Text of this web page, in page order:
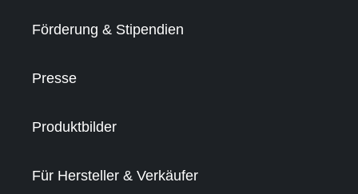
Förderung & Stipendien
Presse
Produktbilder
Für Hersteller & Verkäufer